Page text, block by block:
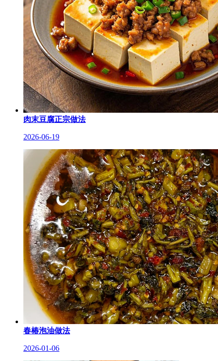
肉末豆腐正宗做法
2026-06-19
春椿泡油做法
2026-01-06